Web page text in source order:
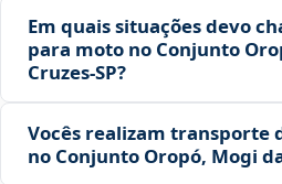
Em quais situações devo
para moto no Conjunto
Cruzes‑SP?
Vocês realizam transporte
no Conjunto Oropó, Mogi